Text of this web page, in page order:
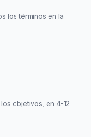
los términos en la
objetivos, en 4-12